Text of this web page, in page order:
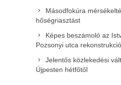
Másodfokúra
hőségriasztást
Képes beszámoló az
Pozsonyi utca
Jelentős közlekedési
Újpesten hétfőtől